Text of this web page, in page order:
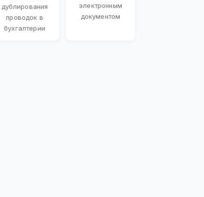
дублирования
проводок в
бухгалтерии
электронным
документом